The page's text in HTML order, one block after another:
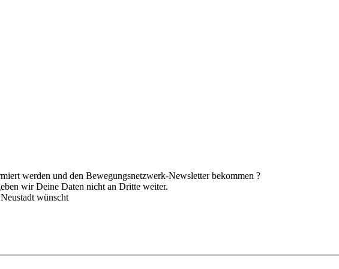
werden und den Bewegungsnetzwerk-Newsletter bekommen ?
wir Deine Daten nicht an Dritte weiter.
wünscht